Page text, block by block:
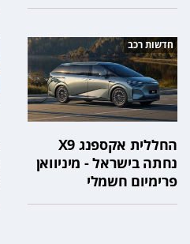
חדשות רכב
החללית אקספנג X9
נחתה בישראל - מיניוואן
פרימיום חשמלי